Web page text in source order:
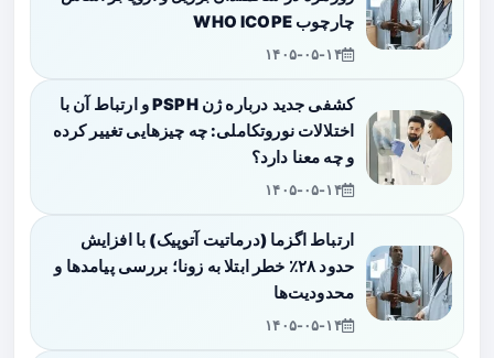
چارچوب WHO ICOPE
۱۴۰۵-۰۵-۱۴
کشفی جدید درباره ژن PSPH و ارتباط آن با
اختلالات نوروتکاملی: چه چیزهایی تغییر کرده
و چه معنا دارد؟
۱۴۰۵-۰۵-۱۴
ارتباط اگزما (درماتیت آتوپیک) با افزایش
حدود ۲۸٪ خطر ابتلا به زونا؛ بررسی پیامدها و
محدودیت‌ها
۱۴۰۵-۰۵-۱۴